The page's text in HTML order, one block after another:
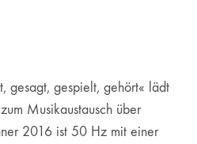
gesagt, gespielt, gehört« lädt
Musikaustausch über
2016 ist 50 Hz mit einer